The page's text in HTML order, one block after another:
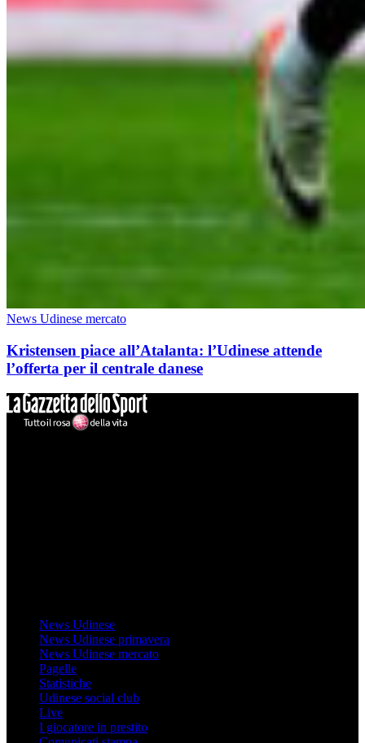
News Udinese mercato
Kristensen piace all’Atalanta: l’Udinese attende
l’offerta per il centrale danese
News Udinese
News Udinese primavera
News Udinese mercato
Pagelle
Statistiche
Udinese social club
Live
I giocatore in prestito